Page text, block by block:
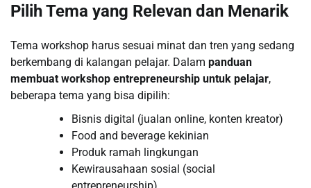
Pilih Tema yang Relevan dan Menarik
Tema workshop harus sesuai minat dan tren yang sedang
berkembang di kalangan pelajar. Dalam panduan
membuat workshop entrepreneurship untuk pelajar,
beberapa tema yang bisa dipilih:
Bisnis digital (jualan online, konten kreator)
Food and beverage kekinian
Produk ramah lingkungan
Kewirausahaan sosial (social